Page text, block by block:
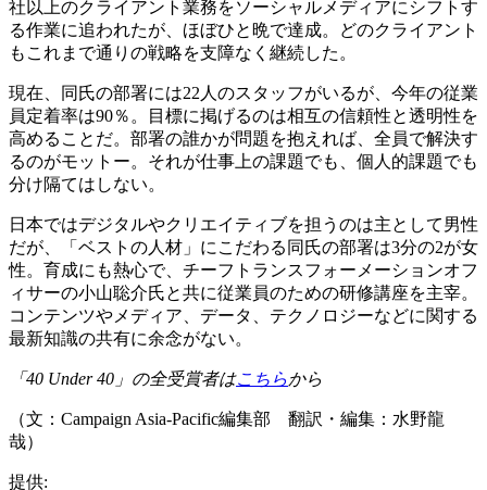
社以上のクライアント業務をソーシャルメディアにシフトす
る作業に追われたが、ほぼひと晩で達成。どのクライアント
もこれまで通りの戦略を支障なく継続した。
現在、同氏の部署には22人のスタッフがいるが、今年の従業
員定着率は90％。目標に掲げるのは相互の信頼性と透明性を
高めることだ。部署の誰かが問題を抱えれば、全員で解決す
るのがモットー。それが仕事上の課題でも、個人的課題でも
分け隔てはしない。
日本ではデジタルやクリエイティブを担うのは主として男性
だが、「ベストの人材」にこだわる同氏の部署は3分の2が女
性。育成にも熱心で、チーフトランスフォーメーションオフ
ィサーの小山聡介氏と共に従業員のための研修講座を主宰。
コンテンツやメディア、データ、テクノロジーなどに関する
最新知識の共有に余念がない。
「40 Under 40 」の全受賞者はこちらから
（文：Campaign Asia-Pacific編集部 翻訳・編集：水野龍
哉）
提供: